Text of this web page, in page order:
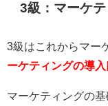
3級：マーケ
3級はこれからマー
ーケティングの導入
マーケティングの